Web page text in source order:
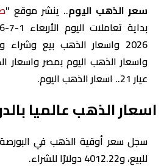
سعر الذهب اليوم.. ينشر موقع "
2026 واسعار الذهب بيع
واسعار الذهب اليوم بمصر واسعار
عيار 21.. اسعار الذهب اليوم.
اسعار الذهب عالميا
للبيع، و4012.22 دولارًا للشراء.